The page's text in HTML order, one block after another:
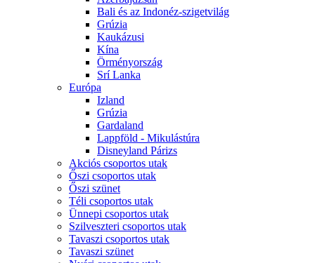
Bali és az Indonéz-szigetvilág
Grúzia
Kaukázusi
Kína
Örményország
Srí Lanka
Európa
Izland
Grúzia
Gardaland
Lappföld - Mikulástúra
Disneyland Párizs
Akciós csoportos utak
Őszi csoportos utak
Őszi szünet
Téli csoportos utak
Ünnepi csoportos utak
Szilveszteri csoportos utak
Tavaszi csoportos utak
Tavaszi szünet